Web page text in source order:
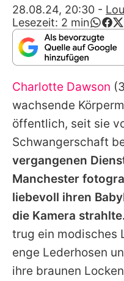
App
Utiq
28.08.24, 20:30 -
Lesezeit: 2 min
Charlotte Dawson
wachsende
öffentlich, seit sie
Schwangerschaft
vergangenen
Manchester
liebevoll ihren
die Kamera
trug ein modisches
enge Lederhosen
ihre braunen